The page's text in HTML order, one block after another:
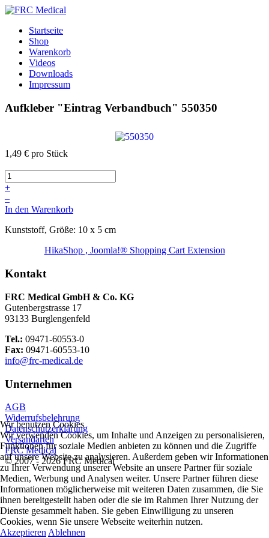
Startseite
Shop
Warenkorb
Videos
Downloads
Impressum
Aufkleber "Eintrag Verbandbuch" 550350
1,49 € pro Stück
+
–
In den Warenkorb
Kunststoff, Größe: 10 x 5 cm
HikaShop , Joomla!® Shopping Cart Extension
Kontakt
FRC Medical GmbH & Co. KG
Gutenbergstrasse 17
93133 Burglengenfeld
Tel.: 09471-60553-0
Fax: 09471-60553-10
info@frc-medical.de
Unternehmen
AGB
Widerrufsbelehrung
Datenschutzerklärung
Versandarten
FRC Medical
© 2007 - 2026 FRC Medical
Wir benutzen Cookies
Wir verwenden Cookies, um Inhalte und Anzeigen zu personalisieren,
Funktionen für soziale Medien anbieten zu können und die Zugriffe
auf unsere Website zu analysieren. Außerdem geben wir Informationen
zu Ihrer Verwendung unserer Website an unsere Partner für soziale
Medien, Werbung und Analysen weiter. Unsere Partner führen diese
Informationen möglicherweise mit weiteren Daten zusammen, die Sie
ihnen bereitgestellt haben oder die sie im Rahmen Ihrer Nutzung der
Dienste gesammelt haben. Sie geben Einwilligung zu unseren
Cookies, wenn Sie unsere Webseite weiterhin nutzen.
Akzeptieren Ablehnen